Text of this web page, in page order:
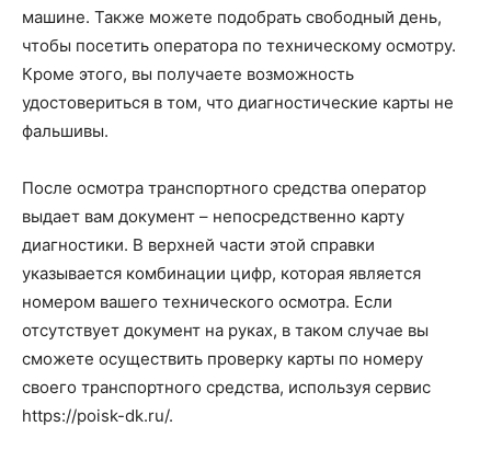
машине. Также можете подобрать свободный день,
чтобы посетить оператора по техническому осмотру.
Кроме этого, вы получаете возможность
удостовериться в том, что диагностические карты не
фальшивы.
После осмотра транспортного средства оператор
выдает вам документ – непосредственно карту
диагностики. В верхней части этой справки
указывается комбинации цифр, которая является
номером вашего технического осмотра. Если
отсутствует документ на руках, в таком случае вы
сможете осуществить проверку карты по номеру
своего транспортного средства, используя сервис
https://poisk-dk.ru/.